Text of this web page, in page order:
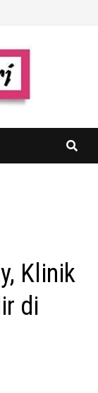
Klinik
di